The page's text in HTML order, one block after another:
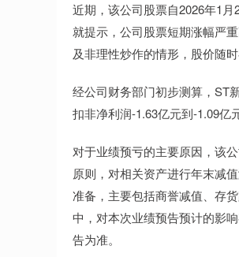
近期，该公司股票自2026年1
就提示，公司股票短期涨幅严
及非理性炒作的情形，股价随时
经公司财务部门初步测算，ST
扣非净利润-1.63亿元到-1.09亿元
对于业绩预亏的主要原因，该
原则，对相关资产进行年末减
准备，主要包括商誉减值、存
中，对本次业绩预告预计的影
告为准。